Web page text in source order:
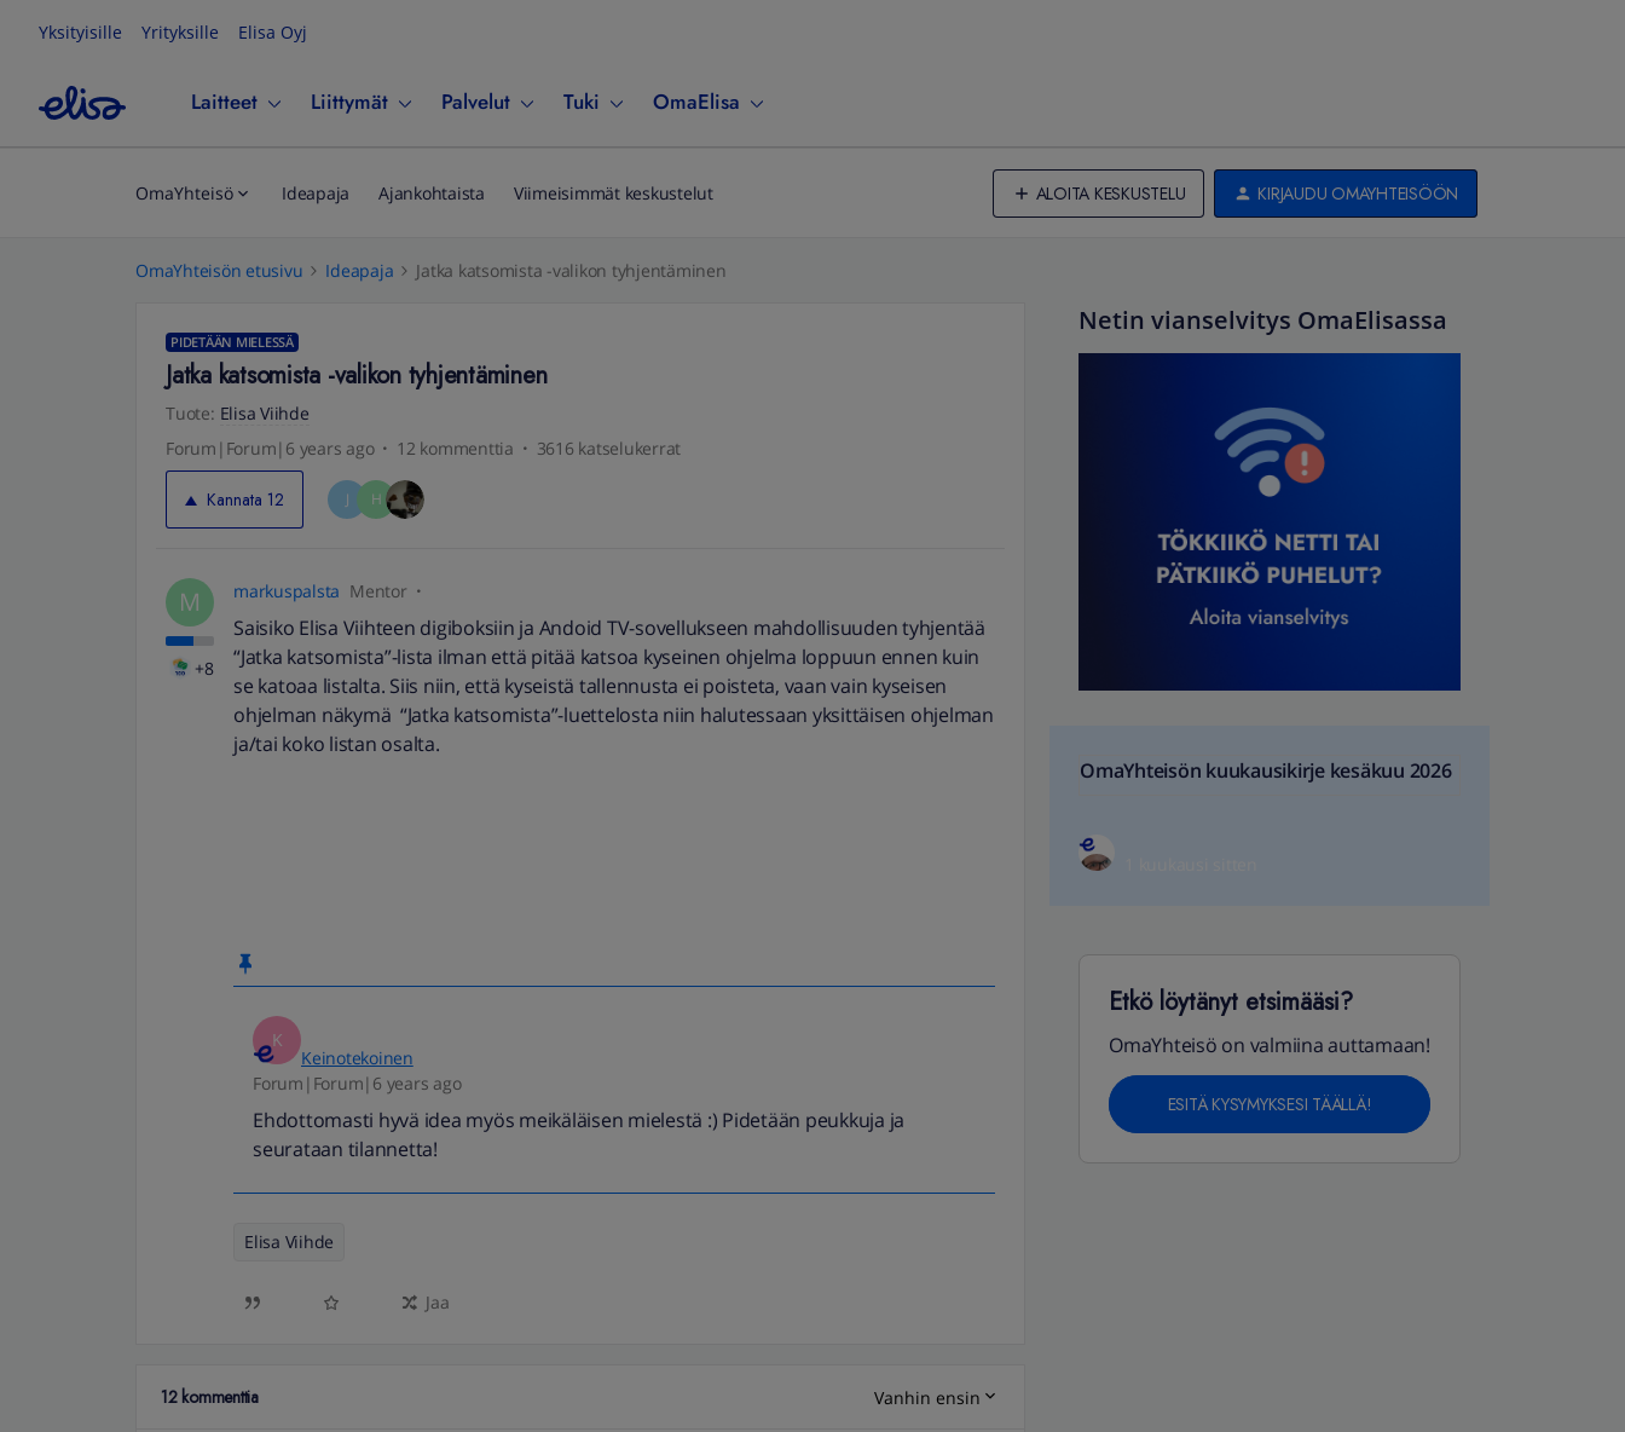
Yksityisille Yrityksille Elisa Oyj
Laitteet Liittymät Palvelut Tuki OmaElisa
OmaYhteisö Ideapaja Ajankohtaista Viimeisimmät keskustelut ALOITA KESKUSTELU KIRJAUDU OMAYHTEISÖÖN
OmaYhteisön etusivu Ideapaja Jatka katsomista -valikon tyhjentäminen
PIDETÄÄN MIELESSÄ
Jatka katsomista -valikon tyhjentäminen
Tuote: Elisa Viihde
Forum|Forum|6 years ago
12 kommenttia 3616 katselukerrat
Kannata 12 J H
M
+8
markuspalsta Mentor
Saisiko Elisa Viihteen digiboksiin ja Andoid TV-sovellukseen mahdollisuuden tyhjentää
“Jatka katsomista”-lista ilman että pitää katsoa kyseinen ohjelma loppuun ennen kuin
se katoaa listalta. Siis niin, että kyseistä tallennusta ei poisteta, vaan vain kyseisen
ohjelman näkymä “Jatka katsomista”-luettelosta niin halutessaan yksittäisen ohjelman
ja/tai koko listan osalta.
K
Keinotekoinen
Forum|Forum|6 years ago
Ehdottomasti hyvä idea myös meikäläisen mielestä :) Pidetään peukkuja ja
seurataan tilannetta!
Elisa Viihde
Jaa
12 kommenttia Vanhin ensin
Netin vianselvitys OmaElisassa
OmaYhteisön kuukausikirje kesäkuu 2026
Etkö löytänyt etsimääsi?
OmaYhteisö on valmiina auttamaan!
ESITÄ KYSYMYKSESI TÄÄLLÄ!